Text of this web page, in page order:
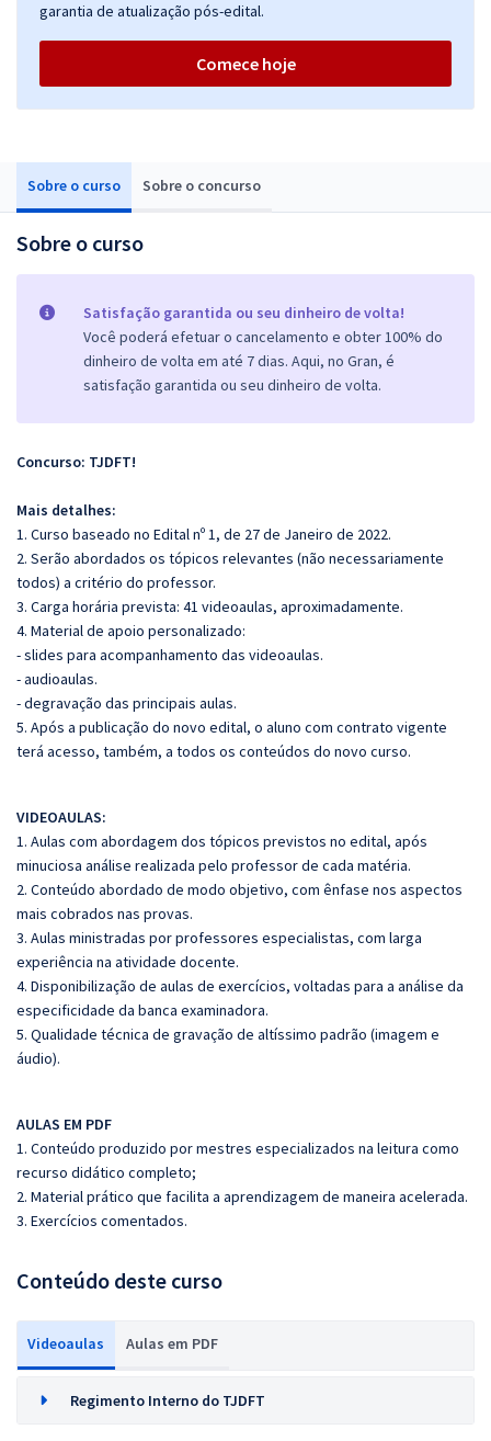
Sobre o curso Sobre o concurso
Sobre o curso
Satisfação garantida ou seu dinheiro de volta!
Você poderá efetuar o cancelamento e obter 100% do
dinheiro de volta em até 7 dias. Aqui, no Gran, é
satisfação garantida ou seu dinheiro de volta.
Concurso: TJDFT!
Mais detalhes:
1. Curso baseado no Edital nº 1, de 27 de Janeiro de 2022.
2. Serão abordados os tópicos relevantes (não necessariamente
todos) a critério do professor.
3. Carga horária prevista: 41 videoaulas, aproximadamente.
4. Material de apoio personalizado:
- slides para acompanhamento das videoaulas.
- audioaulas.
- degravação das principais aulas.
5. Após a publicação do novo edital, o aluno com contrato vigente
terá acesso, também, a todos os conteúdos do novo curso.
VIDEOAULAS:
1. Aulas com abordagem dos tópicos previstos no edital, após
minuciosa análise realizada pelo professor de cada matéria.
2. Conteúdo abordado de modo objetivo, com ênfase nos aspectos
mais cobrados nas provas.
3. Aulas ministradas por professores especialistas, com larga
experiência na atividade docente.
4. Disponibilização de aulas de exercícios, voltadas para a análise da
especificidade da banca examinadora.
5. Qualidade técnica de gravação de altíssimo padrão (imagem e
áudio).
AULAS EM PDF
1. Conteúdo produzido por mestres especializados na leitura como
recurso didático completo;
2. Material prático que facilita a aprendizagem de maneira acelerada.
3. Exercícios comentados.
Conteúdo deste curso
Videoaulas Aulas em PDF
Regimento Interno do TJDFT
garantia de atualização pós-edital.
Comece hoje